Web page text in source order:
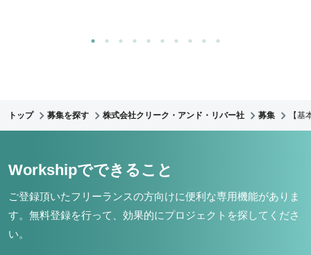
トップ 募集を探す 株式会社クリーク・アンド・リバー社 募集 【
Workshipでできること
ご登録頂いたフリーランスの方向けに便利な専用機能がありま
す。 無料登録を行って、効果的にプロジェクトを探してくださ
い。